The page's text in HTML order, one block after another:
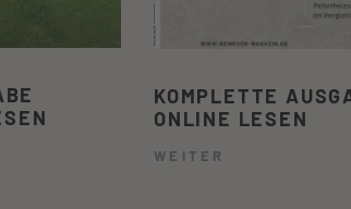
KOMPLETTE
ONLINE LESEN
WEITER